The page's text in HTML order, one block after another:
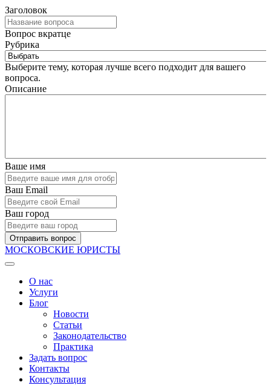
Заголовок
Вопрос вкратце
Рубрика
Выберите тему, которая лучше всего подходит для вашего
вопроса.
Описание
Ваше имя
Ваш Email
Ваш город
Отправить вопрос
МОСКОВСКИЕ ЮРИСТЫ
О нас
Услуги
Блог
Новости
Статьи
Законодательство
Практика
Задать вопрос
Контакты
Консультация